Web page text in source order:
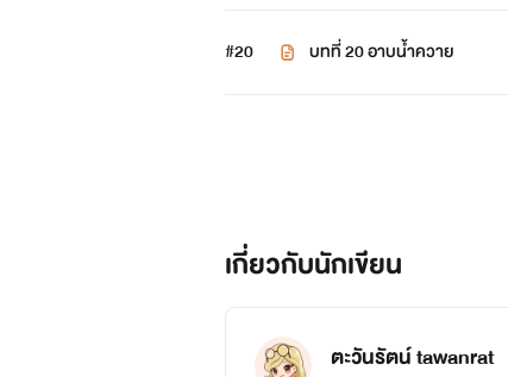
#20 บทที่ 20 อาบน้ำควาย
เกี่ยวกับนักเขียน
ตะวันรัตน์ tawanrat